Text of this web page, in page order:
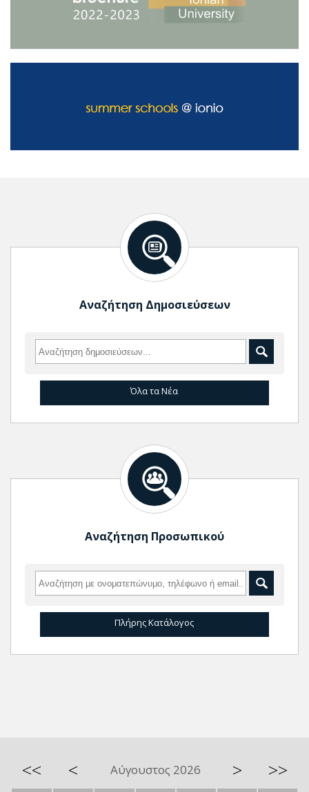
Αναζήτηση Δημοσιεύσεων
Όλα τα Νέα
Αναζήτηση Προσωπικού
Πλήρης Κατάλογος
<< < Αύγουστος 2026 > >>